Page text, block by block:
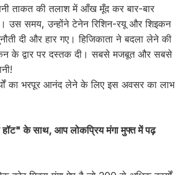
ताकत की तलाश में आँख मूँद कर बार-बार
उस समय, उन्होंने टेनेन रिशिन-रयू और शिइकन
दी और हार गए। हिजिकाता ने बदला लेने की
के द्वार पर दस्तक दी। सबसे मजबूत और सबसे
का भरपूर आनंद लेने के लिए इस अवसर का लाभ
हॉट" के साथ, आप लोकप्रिय मंगा मुफ्त में पढ़